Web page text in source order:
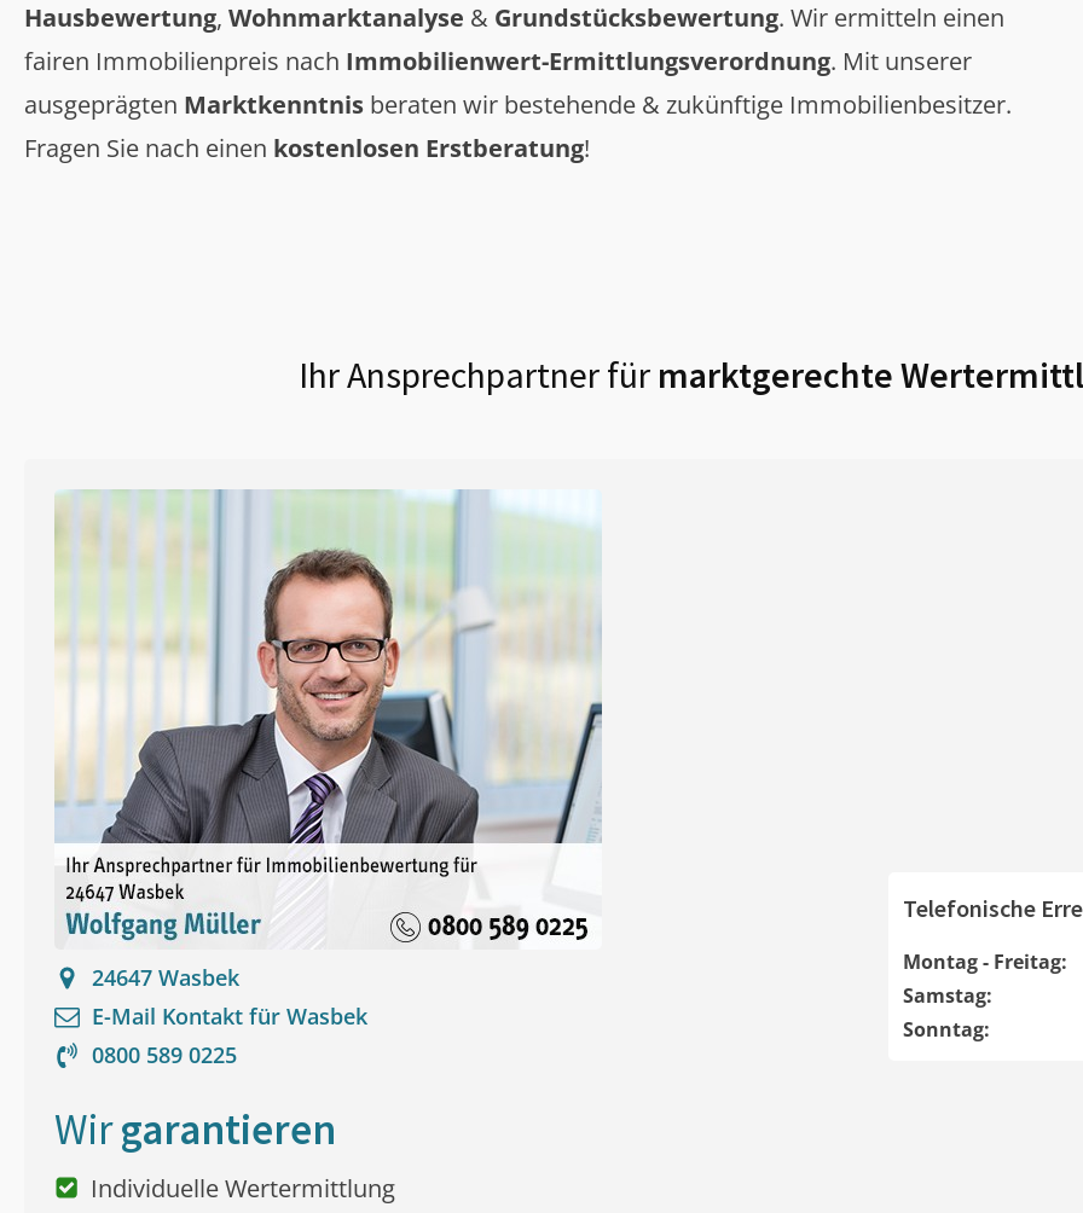
Hausbewertung, Wohnmarktanalyse & Grundstücksbewertung. Wir ermitteln einen
fairen Immobilienpreis nach Immobilienwert-Ermittlungsverordnung. Mit unserer
ausgeprägten Marktkenntnis beraten wir bestehende & zukünftige Immobilienbesitzer.
Fragen Sie nach einen kostenlosen Erstberatung!
Ihr Ansprechpartner fürmarktgerechte
24647 Wasbek
E-Mail Kontakt für Wasbek
0800 589 0225
Telefonische
Montag - Freitag:
Samstag:
Sonntag:
Wirgarantieren
Individuelle Wertermittlung